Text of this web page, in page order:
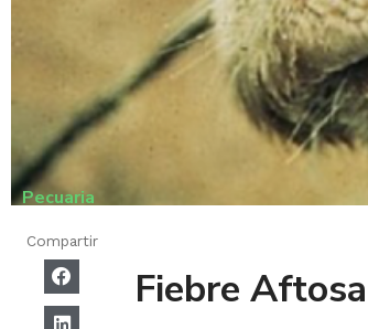
Pecuaria
Compartir
Fiebre Aftosa